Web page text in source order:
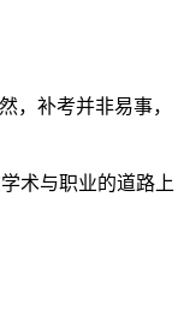
，补考并非易事，
术与职业的道路上